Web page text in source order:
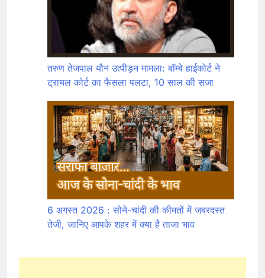
तरुण तेजपाल यौन उत्पीड़न मामला: बॉम्बे हाईकोर्ट ने
ट्रायल कोर्ट का फैसला पलटा, 10 साल की सजा
6 अगस्त 2026 : सोने-चांदी की कीमतों में जबरदस्त
तेजी, जानिए आपके शहर में क्या है ताजा भाव